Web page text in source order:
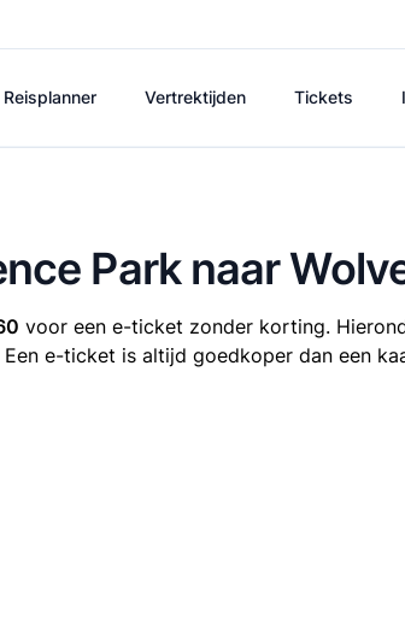
Reisplanner Vertrektijden Tickets
Park naar
voor een e-ticket zonder korting.
e-ticket is altijd goedkoper dan een